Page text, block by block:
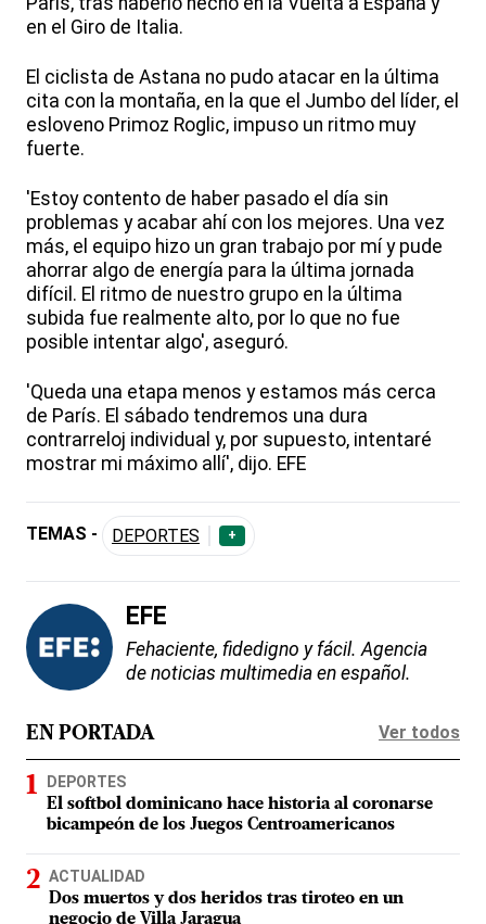
en el Giro de Italia.
El ciclista de Astana no pudo atacar en la última
cita con la montaña, en la que el Jumbo del líder, el
esloveno Primoz Roglic, impuso un ritmo muy
fuerte.
'Estoy contento de haber pasado el día sin
problemas y acabar ahí con los mejores. Una vez
más, el equipo hizo un gran trabajo por mí y pude
ahorrar algo de energía para la última jornada
difícil. El ritmo de nuestro grupo en la última
subida fue realmente alto, por lo que no fue
posible intentar algo', aseguró.
'Queda una etapa menos y estamos más cerca
de París. El sábado tendremos una dura
contrarreloj individual y, por supuesto, intentaré
mostrar mi máximo allí', dijo. EFE
TEMAS - DEPORTES +
EFE
Fehaciente, fidedigno y fácil. Agencia
de noticias multimedia en español.
EN PORTADA Ver todos
DEPORTES
El softbol dominicano hace historia al coronarse
bicampeón de los Juegos Centroamericanos
ACTUALIDAD
Dos muertos y dos heridos tras tiroteo en un
negocio de Villa Jaragua